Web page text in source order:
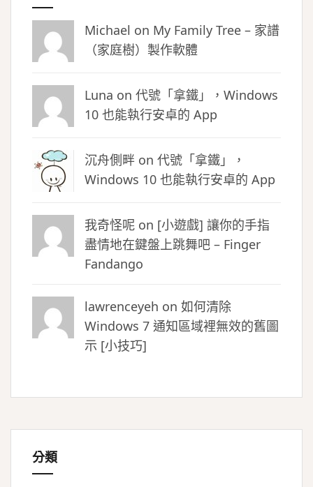
Michael on My Family Tree – 家譜
（家庭樹）製作軟體
Luna on 代號「拿鐵」，Windows
10 也能執行安卓的 App
沉舟側畔 on 代號「拿鐵」，
Windows 10 也能執行安卓的 App
我奇怪呢 on [小遊戲] 讓你的手指
盡情地在鍵盤上跳舞吧 – Finger
Fandango
lawrenceyeh on 如何清除
Windows 7 通知區域裡無效的舊圖
示 [小技巧]
分類